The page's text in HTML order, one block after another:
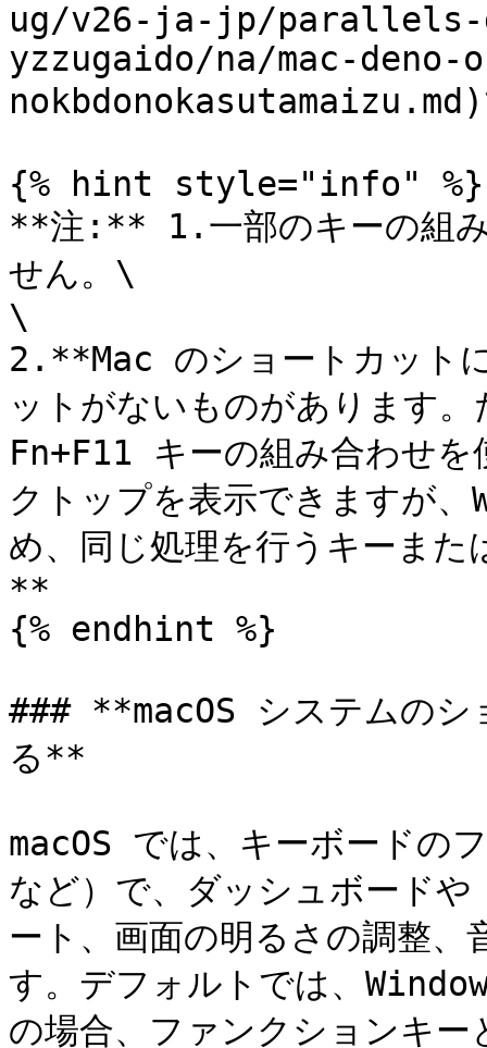
ug/v26-ja-jp/parallels-
yzzugaido/na/mac-
nokbdonokasutamaizu.md)
{% hint style="info" %}
**注:** 1.一部のキーの組み
せん。\
\
2.**Mac のショートカット
ットがないものがあります
Fn+F11 キーの組み合わせ
クトップを表示できますが
め、同じ処理を行うキーま
**
{% endhint %}
### **macOS システムのシ
る**
macOS では、キーボードの
など）で、ダッシュボー
ート、画面の明るさの調整、
す。デフォルトでは、
の場合、ファンクションキ